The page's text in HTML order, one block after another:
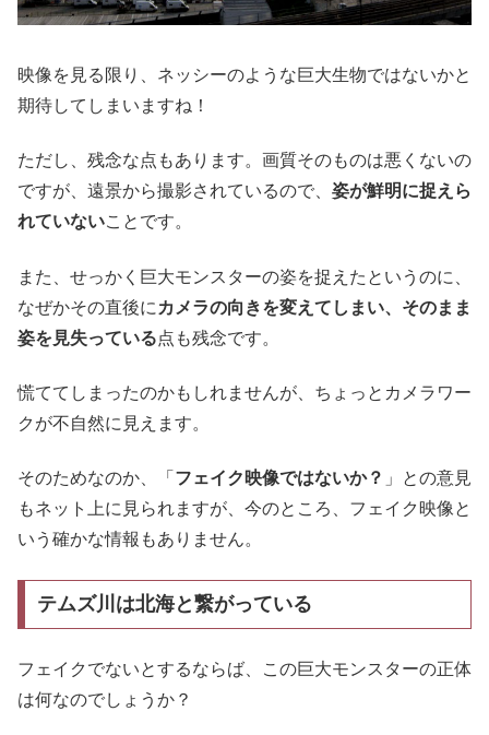
映像を見る限り、ネッシーのような巨大生物ではないかと
期待してしまいますね！
ただし、残念な点もあります。画質そのものは悪くないの
ですが、遠景から撮影されているので、 姿が鮮明に捉えら
れていないことです。
また、せっかく巨大モンスターの姿を捉えたというのに、
なぜかその直後に カメラの向きを変えてしまい、そのまま
姿を見失っている点も残念です。
慌ててしまったのかもしれませんが、ちょっとカメラワー
クが不自然に見えます。
そのためなのか、「 フェイク映像ではないか？ 」との意見
もネット上に見られますが、今のところ、フェイク映像と
いう確かな情報もありません。
テムズ川は北海と繋がっている
フェイクでないとするならば、この巨大モンスターの正体
は何なのでしょうか？